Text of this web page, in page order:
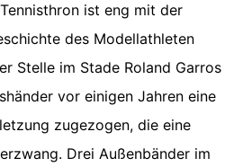
ist eng mit der
des Modellathleten
Stelle im Stade Roland Garros
vor einigen Jahren eine
zugezogen, die eine
Drei Außenbänder im